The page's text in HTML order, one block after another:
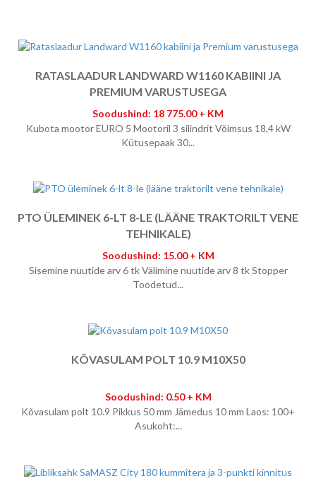
RATASLAADUR LANDWARD W1160 KABIINI JA
PREMIUM VARUSTUSEGA
Soodushind: 18 775.00 + KM
Kubota mootor EURO 5 Mootoril 3 silindrit Võimsus 18,4 kW
Kütusepaak 30...
PTO ÜLEMINEK 6-LT 8-LE (LÄÄNE TRAKTORILT VENE
TEHNIKALE)
Soodushind: 15.00 + KM
Sisemine nuutide arv 6 tk Välimine nuutide arv 8 tk Stopper
Toodetud...
KÕVASULAM POLT 10.9 M10X50
Soodushind: 0.50 + KM
Kõvasulam polt 10.9 Pikkus 50 mm Jämedus 10 mm Laos: 100+
Asukoht:...